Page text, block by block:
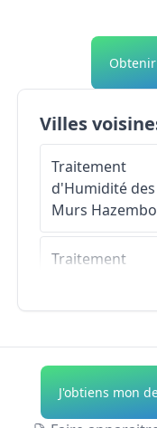
Villes
Traitement
d'Humidité des
Murs
Traitement
Traitement
d'Humidité des
Murs Le Val-de-
Guéblange
J'obtiens mon